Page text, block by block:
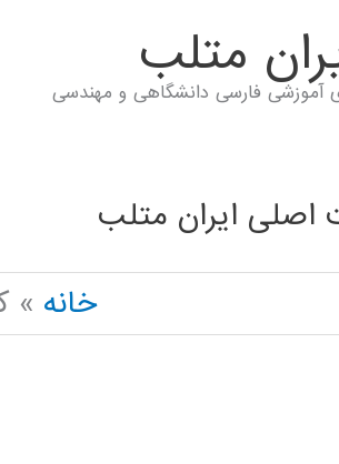
متلب
آموزشی فارسی دانشگاهی و مهندسی
اصلی ایران متلب
خانه